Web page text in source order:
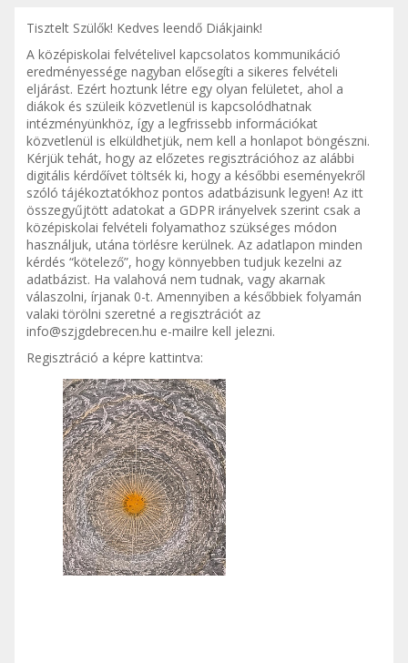
Tisztelt Szülők! Kedves leendő Diákjaink!
A középiskolai felvételivel kapcsolatos kommunikáció
eredményessége nagyban elősegíti a sikeres felvételi
eljárást. Ezért hoztunk létre egy olyan felületet, ahol a
diákok és szüleik közvetlenül is kapcsolódhatnak
intézményünkhöz, így a legfrissebb információkat
közvetlenül is elküldhetjük, nem kell a honlapot böngészni.
Kérjük tehát, hogy az előzetes regisztrációhoz az alábbi
digitális kérdőívet töltsék ki, hogy a későbbi eseményekről
szóló tájékoztatókhoz pontos adatbázisunk legyen! Az itt
összegyűjtött adatokat a GDPR irányelvek szerint csak a
középiskolai felvételi folyamathoz szükséges módon
használjuk, utána törlésre kerülnek. Az adatlapon minden
kérdés “kötelező”, hogy könnyebben tudjuk kezelni az
adatbázist. Ha valahová nem tudnak, vagy akarnak
válaszolni, írjanak 0-t. Amennyiben a későbbiek folyamán
valaki törölni szeretné a regisztrációt az
info@szjgdebrecen.hu e-mailre kell jelezni.
Regisztráció a képre kattintva: